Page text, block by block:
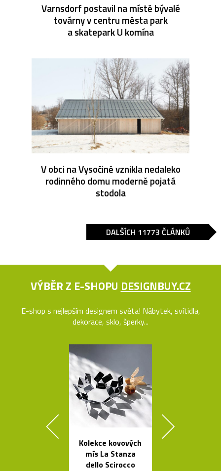
Varnsdorf postavil na místě bývalé
továrny v centru města park
a skatepark U komína
V obci na Vysočině vznikla nedaleko
rodinného domu moderně pojatá
stodola
DALŠÍCH 11773 ČLÁNKŮ
VÝBĚR Z E-SHOPU DESIGNBUY.CZ
E-shop s nejlepším designem světa! Nábytek, svítidla,
dekorace, sklo, šperky...
Kolekce kovových
mís La Stanza
dello Scirocco